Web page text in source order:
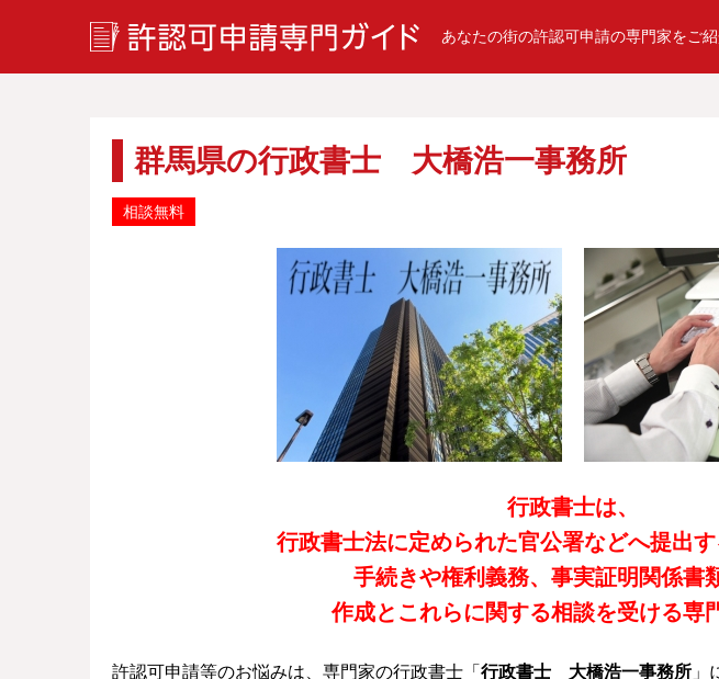
あなたの街の許認可申請の専門家をご
群馬県の行政書士 大橋浩一事務所
相談無料
行政書士は、
行政書士法に定められた官公署などへ提出す
手続きや権利義務、事実証明関係書
作成とこれらに関する相談を受ける専
許認可申請等のお悩みは、専門家の行政書士「 行政書士 大橋浩一事務所 」